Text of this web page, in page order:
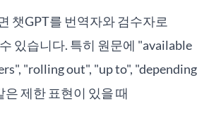
챗GPT를 번역자와 검수자로
있습니다. 특히 원문에 "available
"rolling out", "up to", "depending
은 제한 표현이 있을 때